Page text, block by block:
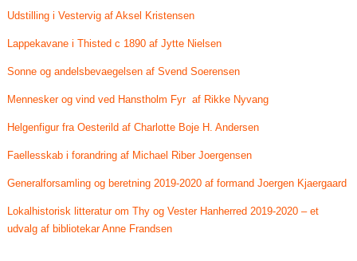
Udstilling i Vestervig af Aksel Kristensen
Lappekavane i Thisted c 1890 af Jytte Nielsen
Sonne og andelsbevaegelsen af Svend Soerensen
Mennesker og vind ved Hanstholm Fyr af Rikke Nyvang
Helgenfigur fra Oesterild af Charlotte Boje H. Andersen
Faellesskab i forandring af Michael Riber Joergensen
Generalforsamling og beretning 2019-2020 af formand Joergen Kjaergaard
Lokalhistorisk litteratur om Thy og Vester Hanherred 2019-2020 – et
udvalg af bibliotekar Anne Frandsen